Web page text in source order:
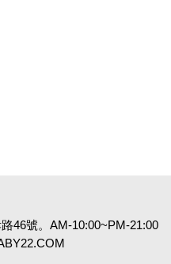
46號。AM-10:00~PM-21:00